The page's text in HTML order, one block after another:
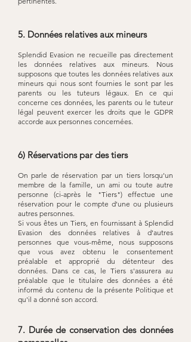
5. Données relatives aux mineurs
Splendid Evasion ne recueille pas directement
les données relatives aux mineurs. Nous
supposons que toutes les données relatives aux
mineurs qui nous sont fournies le sont par les
parents ou les tuteurs légaux. En ce qui
concerne ces données, les parents ou le tuteur
légal peuvent exercer les droits que le GDPR
accorde aux personnes concernées.
6) Réservations par des tiers
On parle de réservation par un tiers lorsqu'un
membre de la famille, un ami ou toute autre
personne (ci-après le "Tiers") effectue une
réservation pour le compte d'une ou plusieurs
autres personnes.
Si vous êtes un Tiers, en fournissant à Splendid
Evasion des données relatives à d'autres
personnes que vous-même, nous supposons
que vous avez obtenu le consentement
préalable et approprié du détenteur des
données. Dans ce cas, le Tiers s'assurera au
préalable que le titulaire des données a été
informé du contenu de la présente Politique et
qu'il a donné son accord.
7. Durée de conservation des données